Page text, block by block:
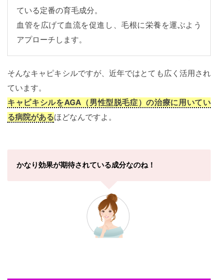
ている定番の育毛成分。
血管を広げて血流を促進し、毛根に栄養を運ぶよう
アプローチします。
そんなキャピキシルですが、近年ではとても広く活用され
ています。
キャピキシルをAGA（男性型脱毛症）の治療に用いてい
る病院があるほどなんですよ。
かなり効果が期待されている成分なのね！